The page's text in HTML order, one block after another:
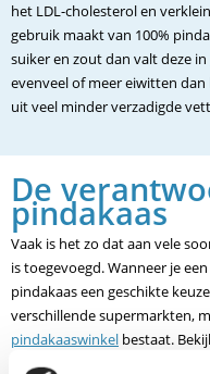
het LDL-cholesterol en
gebruik maakt van 100%
suiker en zout dan valt deze in
evenveel of meer eiwitten
uit veel minder verzadigde
De
pindakaas
Vaak is het zo dat aan vele
is toegevoegd. Wanneer je
pindakaas een geschikte
verschillende supermarkten,
pindakaaswinkel bestaat.
pindakaaswinkel zit. Bij de